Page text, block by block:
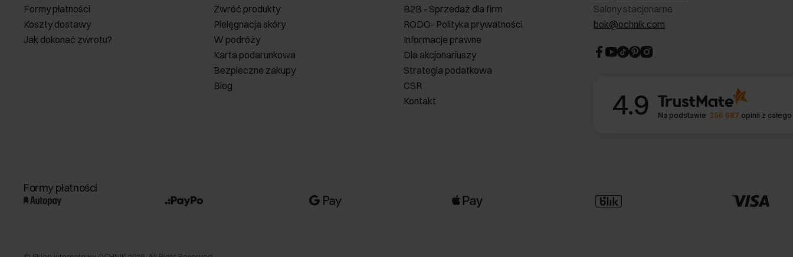
Formy płatności
Koszty dostawy
Jak dokonać zwrotu?
Zwróć produkty
Pielęgnacja skóry
W podróży
Karta podarunkowa
Bezpieczne zakupy
Blog
B2B - Sprzedaż dla firm
RODO- Polityka prywatności
Informacje prawne
Dla akcjonariuszy
Strategia podatkowa
CSR
Kontakt
Salony stacjonarne
bok@ochnik.com
4.9 Na podstawie 356 687 opinii z
Formy płatności